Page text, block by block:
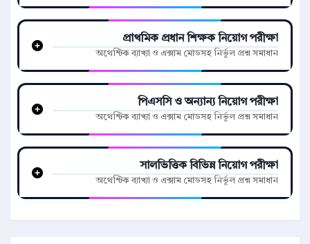
প্রাথমিক প্রধান শিক্ষক নিয়োগ পরীক্ষা
অথেন্টিক ব্যাখ্যা ও এক্সাম মোডসহ নির্ভুল প্রশ্ন সমাধান
পিএসসি ও অন্যান্য নিয়োগ পরীক্ষা
অথেন্টিক ব্যাখ্যা ও এক্সাম মোডসহ নির্ভুল প্রশ্ন সমাধান
সালভিত্তিক বিভিন্ন নিয়োগ পরীক্ষা
অথেন্টিক ব্যাখ্যা ও এক্সাম মোডসহ নির্ভুল প্রশ্ন সমাধান